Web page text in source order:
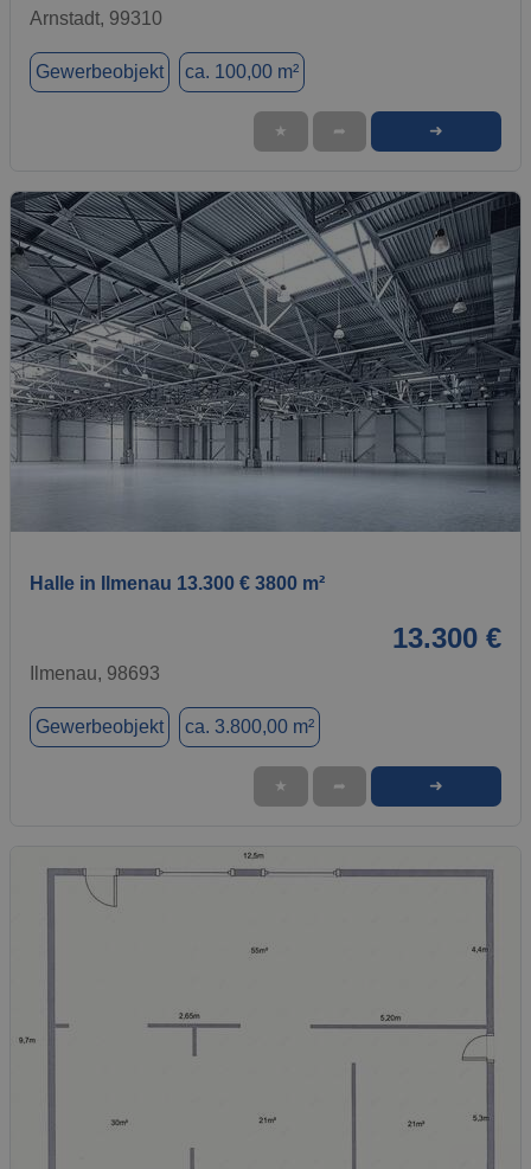
Arnstadt, 99310
Gewerbeobjekt ca. 100,00 m²
★ ➦ ➜
Halle in Ilmenau 13.300 € 3800 m²
13.300 €
Ilmenau, 98693
Gewerbeobjekt ca. 3.800,00 m²
★ ➦ ➜